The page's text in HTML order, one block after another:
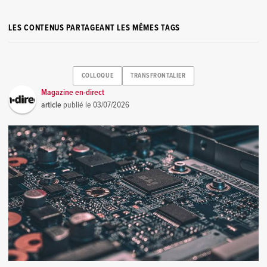
LES CONTENUS PARTAGEANT LES MÊMES TAGS
COLLOQUE TRANSFRONTALIER
Magazine en-direct
article publié le03/07/2026